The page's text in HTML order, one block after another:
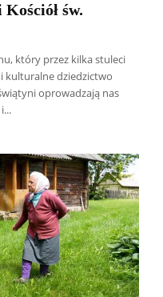
św.
który przez kilka stuleci
kulturalne dziedzictwo
oprowadzają nas